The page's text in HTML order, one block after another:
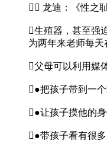
① 龙迪：《性之
生殖器，甚至强
为两年来老师每天
父母可以利用媒
●把孩子带到一
●让孩子摸他的
●带孩子看有很